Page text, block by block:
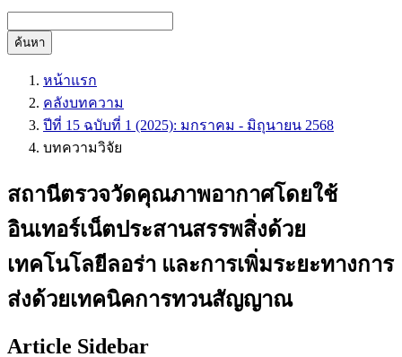
ค้นหา
หน้าแรก
คลังบทความ
ปีที่ 15 ฉบับที่ 1 (2025): มกราคม - มิถุนายน 2568
บทความวิจัย
สถานีตรวจวัดคุณภาพอากาศโดยใช้
อินเทอร์เน็ตประสานสรรพสิ่งด้วย
เทคโนโลยีลอร่า และการเพิ่มระยะทางการ
ส่งด้วยเทคนิคการทวนสัญญาณ
Article Sidebar